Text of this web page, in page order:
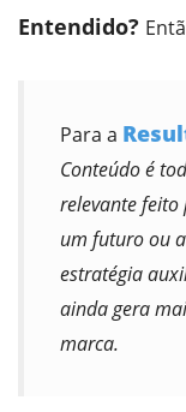
Entendido?
Para a
Conteúdo é
relevante
um futuro ou
estratégia
ainda gera
marca.